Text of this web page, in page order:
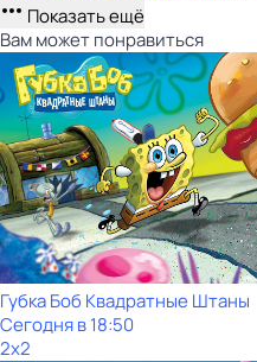
Показать ещё
Вам может понравиться
Губка Боб Квадратные Штаны
Сегодня в 18:50
2x2